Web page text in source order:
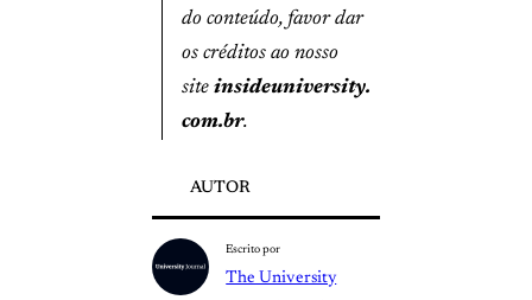
do conteúdo, favor dar
os créditos ao nosso
site insideuniversity.
com.br.
AUTOR
Escrito por
The University